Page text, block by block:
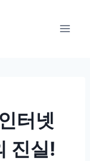
터넷
진실!